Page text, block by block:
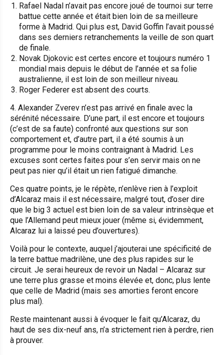
Rafael Nadal n’avait pas encore joué de tournoi sur terre
battue cette année et était bien loin de sa meilleure
forme à Madrid. Qui plus est, David Goffin l’avait poussé
dans ses derniers retranchements la veille de son quart
de finale.
Novak Djokovic est certes encore et toujours numéro 1
mondial mais depuis le début de l’année et sa folie
australienne, il est loin de son meilleur niveau.
Roger Federer est absent des courts.
4. Alexander Zverev n’est pas arrivé en finale avec la
sérénité nécessaire. D’une part, il est encore et toujours
(c’est de sa faute) confronté aux questions sur son
comportement et, d’autre part, il a été soumis à un
programme pour le moins contraignant à Madrid. Les
excuses sont certes faites pour s’en servir mais on ne
peut pas nier qu’il était un rien fatigué dimanche.
Ces quatre points, je le répète, n’enlève rien à l’exploit
d’Alcaraz mais il est nécessaire, malgré tout, d’oser dire
que le big 3 actuel est bien loin de sa valeur intrinsèque et
que l’Allemand peut mieux jouer (même si, évidemment,
Alcaraz lui a laissé peu d’ouvertures).
Voilà pour le contexte, auquel j’ajouterai une spécificité de
la terre battue madrilène, une des plus rapides sur le
circuit. Je serai heureux de revoir un Nadal – Alcaraz sur
une terre plus grasse et moins élevée et, donc, plus lente
que celle de Madrid (mais ses amorties feront encore
plus mal).
Reste maintenant aussi à évoquer le fait qu’Alcaraz, du
haut de ses dix-neuf ans, n’a strictement rien à perdre, rien
à prouver.